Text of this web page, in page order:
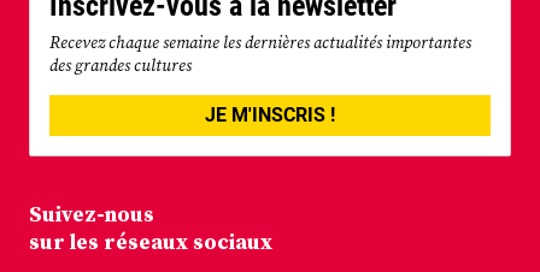
Recevez chaque semaine les dernières actualités importantes
des grandes cultures
JE M'INSCRIS !
Suivez-nous
sur les réseaux sociaux